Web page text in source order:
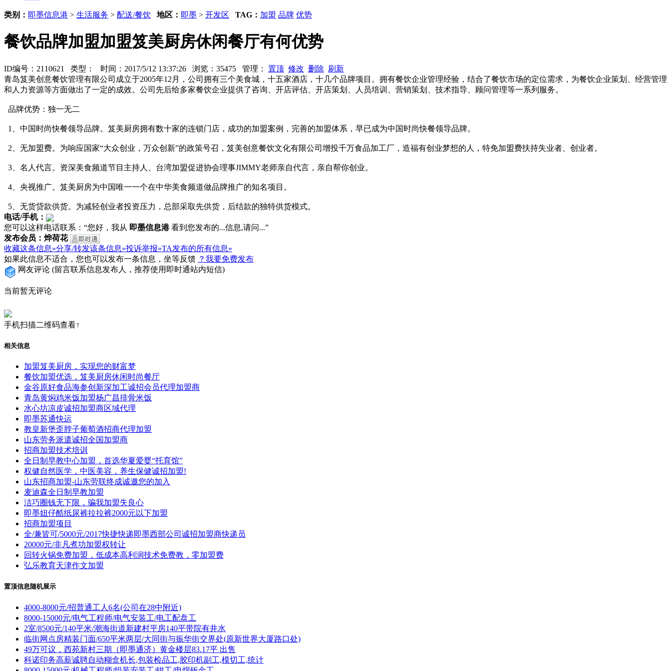
类别： 即墨信息港 > 生活服务 > 配送/餐饮 地区： 即墨 > 开发区 TAG： 加盟 品牌 优势
餐饮品牌加盟加盟笈美厨房休闲餐厅有何优势
ID编号：2110621 类型： 时间：2017/5/12 13:37:26 浏览：35475 管理： 置顶 修改 删除 刷新
青岛笈美创意餐饮管理有限公司成立于2005年12月，公司拥有三个美食城，十五家酒店，十几个品牌项目。拥有餐饮企业管理经验，结合了餐饮市场的定位需求，为餐饮企业策划、经营管理
和人力资源等方面做出了一定的成效。公司先后给多家餐饮企业提供了咨询、开店评估、开店策划、人员培训、营销策划、技术指导、顾问管理等一系列服务。
品牌优势：独一无二
1、中国时尚快餐领导品牌。笈美厨房拥有数十家的连锁门店，成功的加盟案例，完善的加盟体系，早已成为中国时尚快餐领导品牌。
2、无加盟费。为响应国家“大众创业，万众创新”的政策号召，笈美创意餐饮文化有限公司增投千万食品加工厂，造福有创业梦想的人，特免加盟费扶持失业者、创业者。
3、名人代言。资深美食频道节目主持人、台湾加盟促进协会理事JIMMY老师亲自代言，亲自帮你创业。
4、央视推广。笈美厨房为中国唯一一个在中华美食频道做品牌推广的知名项目。
5、无货贷款供货。为减轻创业者投资压力，总部采取先供货，后结款的独特供货模式。
电话/手机：
您可以这样电话联系：“您好，我从 即墨信息港看到您发布的...信息,请问...”
发布会员：烨荷花
收藏这条信息»分享/转发该条信息»投诉举报»TA发布的所有信息»
如果此信息不适合，您也可以发布一条信息，坐等反馈 ？我要免费发布
网友评论 (留言联系信息发布人，推荐使用即时通站内短信)
当前暂无评论
手机扫描二维码查看↑
相关信息
加盟笈美厨房，实现您的财富梦
餐饮加盟优选，笈美厨房休闲时尚餐厅
金谷原好食品海参创新深加工诚招会员代理加盟商
青岛黄焖鸡米饭加盟杨广昌排骨米饭
水心坊凉皮诚招加盟商区域代理
即墨苏通快运
教皇新堡歪脖子葡萄酒招商代理加盟
山东劳务派遣诚招全国加盟商
招商加盟技术培训
全日制早教中心加盟，首选华夏爱婴“托育馆”
权健自然医学，中医美容，养生保健诚招加盟!
山东招商加盟-山东劳联终成诚邀您的加入
麦迪森全日制早教加盟
洁巧圈钱无下限，骗我加盟失良心
即墨妞仔酷纸尿裤拉拉裤2000元以下加盟
招商加盟项目
全/兼皆可/5000元/2017快捷快递即墨西部公司诚招加盟商快递员
20000元/非凡煮功加盟权转让
回转火锅免费加盟，低成本高利润技术免费教，零加盟费
弘乐教育天津作文加盟
置顶信息随机展示
4000-8000元/招普通工人6名(公司在28中附近)
8000-15000元/电气工程师/电气安装工/电工配盘工
2室/8500元/140平米/潮海街道新建村平房140平带院有井水
临街网点房精装门面/650平米两层/大同街与振华街交界处(原新世界大厦路口处)
49万可议，西苑新村三期（即墨通济）黄金楼层83.17平 出售
科诺印务高薪诚聘自动糊盒机长,包装检品工,胶印机副工,模切工,统计